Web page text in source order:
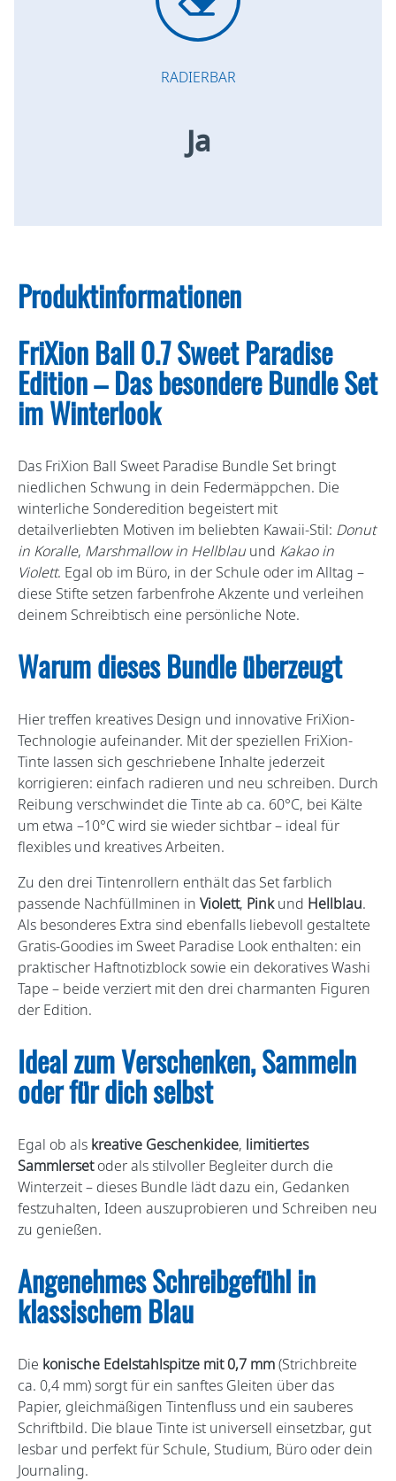
RADIERBAR
Ja
Produktinformationen
FriXion Ball 0.7 Sweet Paradise
Edition – Das besondere Bundle Set
im Winterlook
Das FriXion Ball Sweet Paradise Bundle Set bringt
niedlichen Schwung in dein Federmäppchen. Die
winterliche Sonderedition begeistert mit
detailverliebten Motiven im beliebten Kawaii-Stil: Donut
in Koralle, Marshmallow in Hellblau und Kakao in
Violett. Egal ob im Büro, in der Schule oder im Alltag –
diese Stifte setzen farbenfrohe Akzente und verleihen
deinem Schreibtisch eine persönliche Note.
Warum dieses Bundle überzeugt
Hier treffen kreatives Design und innovative FriXion-
Technologie aufeinander. Mit der speziellen FriXion-
Tinte lassen sich geschriebene Inhalte jederzeit
korrigieren: einfach radieren und neu schreiben. Durch
Reibung verschwindet die Tinte ab ca. 60°C, bei Kälte
um etwa –10°C wird sie wieder sichtbar – ideal für
flexibles und kreatives Arbeiten.
Zu den drei Tintenrollern enthält das Set farblich
passende Nachfüllminen in Violett, Pinkund Hellblau.
Als besonderes Extra sind ebenfalls liebevoll gestaltete
Gratis-Goodies im Sweet Paradise Look enthalten: ein
praktischer Haftnotizblock sowie ein dekoratives Washi
Tape – beide verziert mit den drei charmanten Figuren
der Edition.
Ideal zum Verschenken, Sammeln
oder für dich selbst
Egal ob als kreative Geschenkidee, limitiertes
Sammlersetoder als stilvoller Begleiter durch die
Winterzeit – dieses Bundle lädt dazu ein, Gedanken
festzuhalten, Ideen auszuprobieren und Schreiben neu
zu genießen.
Angenehmes Schreibgefühl in
klassischem Blau
Die konische Edelstahlspitze mit 0,7 mm(Strichbreite
ca. 0,4 mm) sorgt für ein sanftes Gleiten über das
Papier, gleichmäßigen Tintenfluss und ein sauberes
Schriftbild. Die blaue Tinte ist universell einsetzbar, gut
lesbar und perfekt für Schule, Studium, Büro oder dein
Journaling.